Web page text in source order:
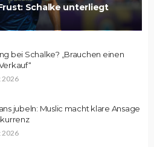
Schalke unterliegt
bei Schalke? „Brauchen einen
2026
jubeln: Muslic macht klare Ansage
2026